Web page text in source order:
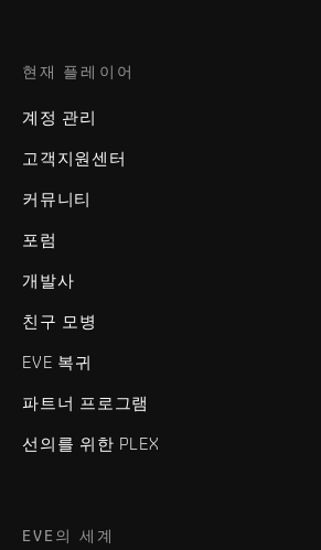
현재 플레이어
계정 관리
고객지원센터
커뮤니티
포럼
개발사
친구 모병
EVE 복귀
파트너 프로그램
선의를 위한 PLEX
EVE의 세계